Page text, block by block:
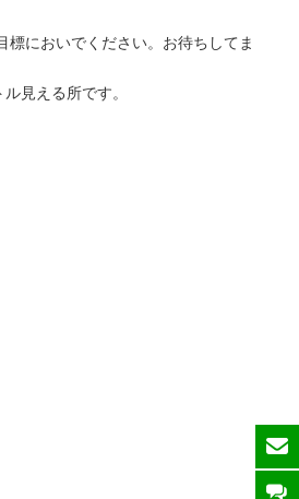
標においでください。お待ちしてま
見える所です。